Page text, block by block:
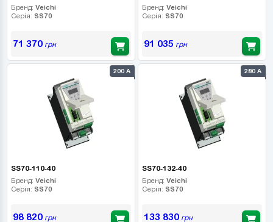
Бренд: Veichi
Серія: SS70
71 370грн
Бренд: Veichi
Серія: SS70
91 035 грн
200 А
SS70-110-40
Бренд: Veichi
Серія: SS70
98 820грн
280 А
SS70-132-40
Бренд: Veichi
Серія: SS70
133 830грн